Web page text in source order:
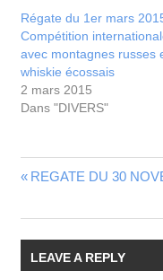
Régate du 1er mars
Compétition
avec montagnes russes
whiskie écossais
2 mars 2015
Dans "DIVERS"
REGATE DU 30
LEAVE A REPLY